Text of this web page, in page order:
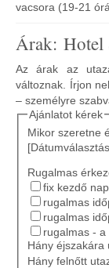
vacsora (19-21
Árak: Hotel
Az árak az
változnak. Írjon
– személyre
Ajánlatot kérek
Mikor szeretne
Rugalmas
fix kezdő nap
rugalmas
rugalmas
rugalmas -
Hány éjszakára
Hány felnőtt